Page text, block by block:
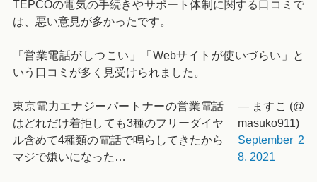
TEPCOの電気の手続きやサポート体制に関する口コミで
は、悪い意見が多かったです。
「営業電話がしつこい」「Webサイトが使いづらい」と
いう口コミが多く見受けられました。
東京電力エナジーパートナーの営業電話
はどれだけ着拒しても3種のフリーダイヤ
ル含めて4種類の電話で鳴らしてきたから
マジで嫌いになった…
— ますこ (@
masuko911)
September 2
8, 2021